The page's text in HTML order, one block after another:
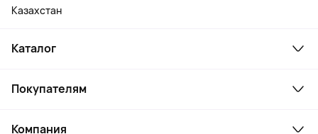
Казахстан
Каталог
Ноутбуки, мониторы, VR
Косметика и уход
Покупателям
Как заказать
Компания